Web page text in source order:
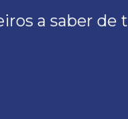
a saber de